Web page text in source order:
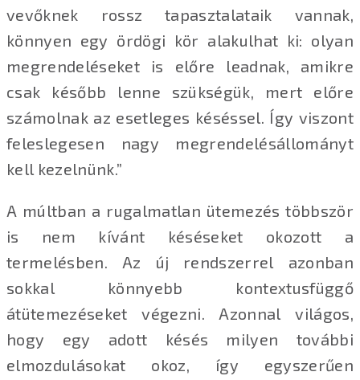
vevőknek rossz tapasztalataik vannak,
könnyen egy ördögi kör alakulhat ki: olyan
megrendeléseket is előre leadnak, amikre
csak később lenne szükségük, mert előre
számolnak az esetleges késéssel. Így viszont
feleslegesen nagy megrendelésállományt
kell kezelnünk.”
A múltban a rugalmatlan ütemezés többször
is nem kívánt késéseket okozott a
termelésben. Az új rendszerrel azonban
sokkal könnyebb kontextusfüggő
átütemezéseket végezni. Azonnal világos,
hogy egy adott késés milyen további
elmozdulásokat okoz, így egyszerűen